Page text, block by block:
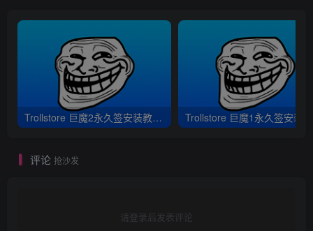
Trollstore 巨魔2永久签安装教程｜支持A8-A17 M1M2 iOS15.5-16.6.1
评论 抢沙发
请登录后发表评论